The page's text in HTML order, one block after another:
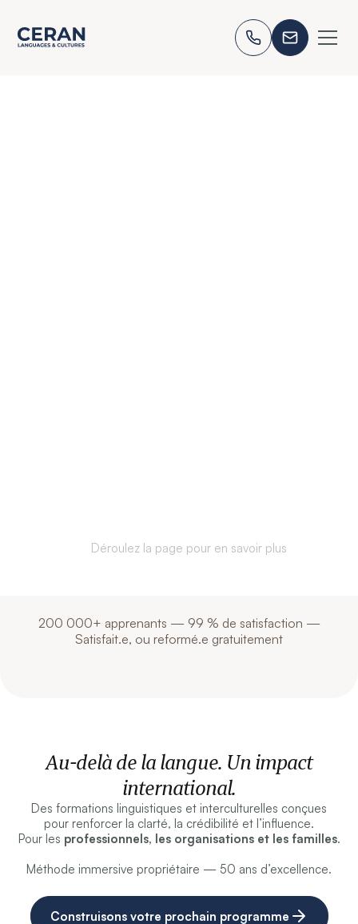
Déroulez la page pour en savoir plus
200 000+ apprenants — 99 % de satisfaction —
Satisfait.e, ou reformé.e gratuitement
Au-delà de la langue. Un impact
international.
Des formations linguistiques et interculturelles conçues
pour renforcer la clarté, la crédibilité et l’influence.
Pour les professionnels, les organisations et les familles.
Méthode immersive propriétaire — 50 ans d’excellence.
Construisons votre prochain programme